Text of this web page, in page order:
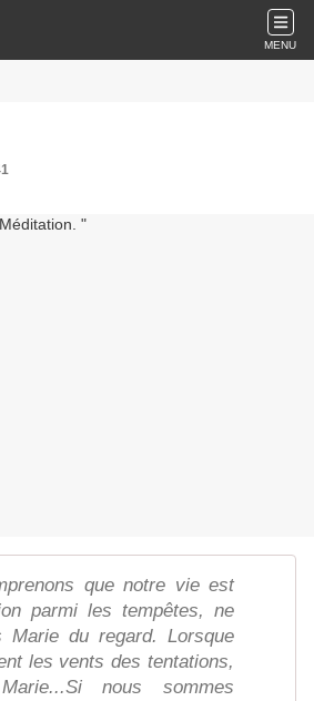
MENU
que notre vie est
parmi les tempêtes, ne
Marie du regard. Lorsque
les vents des tentations,
nous sommes